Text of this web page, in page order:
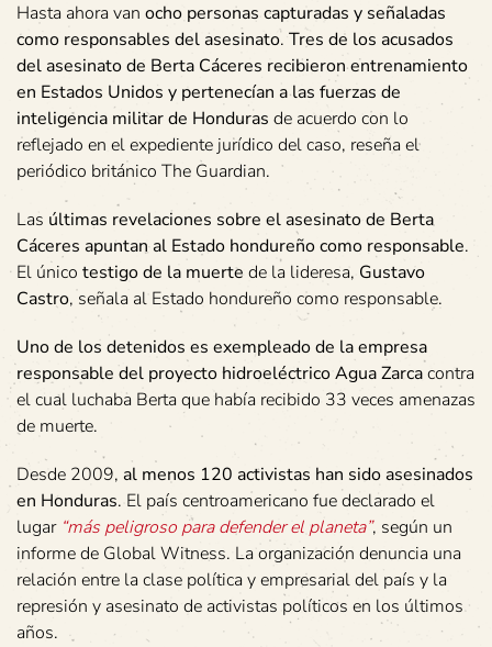
Hasta ahora van ocho personas capturadas y señaladas
como responsables del asesinato. Tres de los acusados
del asesinato de Berta Cáceres recibieron entrenamiento
en Estados Unidos y pertenecían a las fuerzas de
inteligencia militar de Honduras de acuerdo con lo
reflejado en el expediente jurídico del caso, reseña el
periódico británico The Guardian.
Las últimas revelaciones sobre el asesinato de Berta
Cáceres apuntan al Estado hondureño como responsable.
El único testigo de la muerte de la lideresa, Gustavo
Castro, señala al Estado hondureño como responsable.
Uno de los detenidos es exempleado de la empresa
responsable del proyecto hidroeléctrico Agua Zarcacontra
el cual luchaba Berta que había recibido 33 veces amenazas
de muerte.
Desde 2009, al menos 120 activistas han sido asesinados
en Honduras. El país centroamericano fue declarado el
lugar “más peligroso para defender el planeta”, según un
informe de Global Witness. La organización denuncia una
relación entre la clase política y empresarial del país y la
represión y asesinato de activistas políticos en los últimos
años.